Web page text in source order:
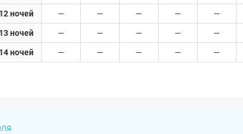
12 ночей
13 ночей
14 ночей